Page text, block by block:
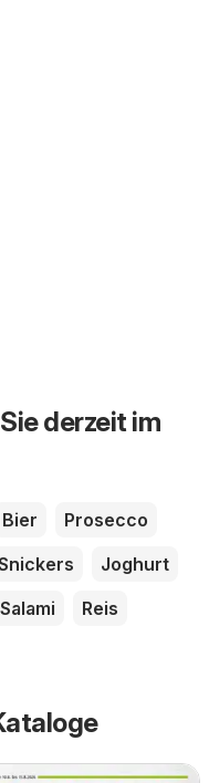
derzeit im
Bier
Prosecco
Joghurt
Salami
Reis